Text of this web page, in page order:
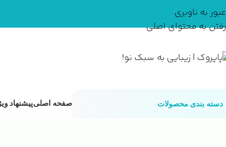
عبور به ناوبری
رفتن به محتوای اصلی
دسته بندی محصولات صفحه اصلیپیشنهاد